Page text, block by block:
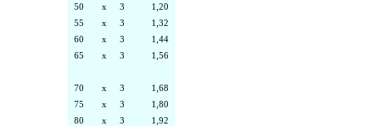
50
x 3
1,20
55
x 3
1,32
60
x 3
1,44
65
x 3 1,56
70 x 3
1,68
75
x 3
1,80
80
x 3
1,92